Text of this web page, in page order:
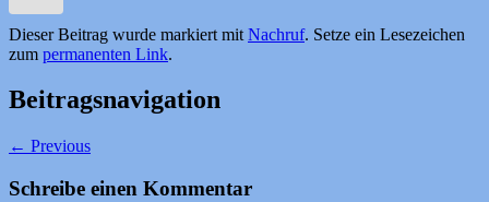
Dieser Beitrag wurde markiert mit Nachruf. Setze ein Lesezeichen
zum permanenten Link.
Beitragsnavigation
← Previous
Schreibe einen Kommentar